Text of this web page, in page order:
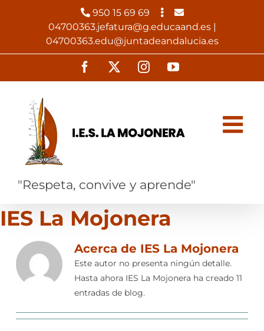
950 15 69 69
04700363.jefatura@g.educaand.es |
04700363.edu@juntadeandalucia.es
Facebook InstagramYouTube
"Respeta, convive y aprende"
IES La Mojonera
Acerca de IES La Mojonera
Este autor no presenta ningún detalle.
Hasta ahora IES La Mojonera ha creado 11
entradas de blog.